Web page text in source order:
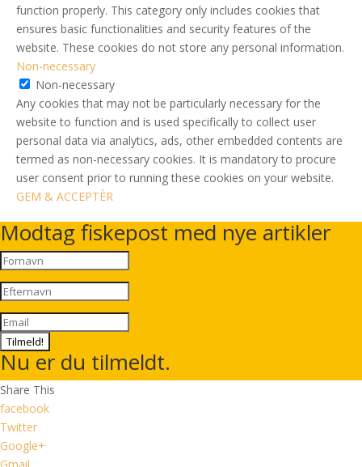
function properly. This category only includes cookies that
ensures basic functionalities and security features of the
website. These cookies do not store any personal information.
Non-necessary
Non-necessary
Any cookies that may not be particularly necessary for the
website to function and is used specifically to collect user
personal data via analytics, ads, other embedded contents are
termed as non-necessary cookies. It is mandatory to procure
user consent prior to running these cookies on your website.
GEM & ACCEPTÈR
Modtag fiskepost med nye artikler
Tilmeld!
Nu er du tilmeldt.
Share This
facebook
Twitter
Google+